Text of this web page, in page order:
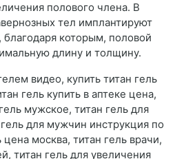
полового члена. В
тел имплантируют
которым, половой
длину и толщину.
видео, купить титан гель
гель купить в аптеке цена,
мужское, титан гель для
для мужчин инструкция по
москва, титан гель врачи,
титан гель для увеличения